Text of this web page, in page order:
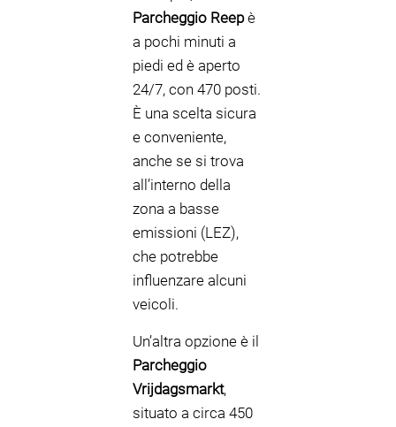
Parcheggio Reepè
a pochi minuti a
piedi ed è aperto
24/7, con 470 posti.
È una scelta sicura
e conveniente,
anche se si trova
all’interno della
zona a basse
emissioni (LEZ),
che potrebbe
influenzare alcuni
veicoli.
Un’altra opzione è il
Parcheggio
Vrijdagsmarkt,
situato a circa 450